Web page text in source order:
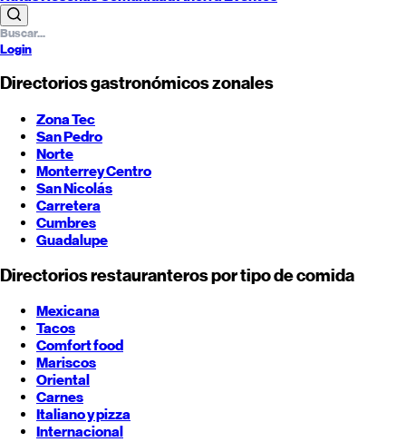
Login
Directorios gastronómicos zonales
Zona Tec
San Pedro
Norte
MonterreyCentro
San Nicolás
Carretera
Cumbres
Guadalupe
Directorios restauranteros por tipo de comida
Mexicana
Tacos
Comfort food
Mariscos
Oriental
Carnes
Italiano y pizza
Internacional